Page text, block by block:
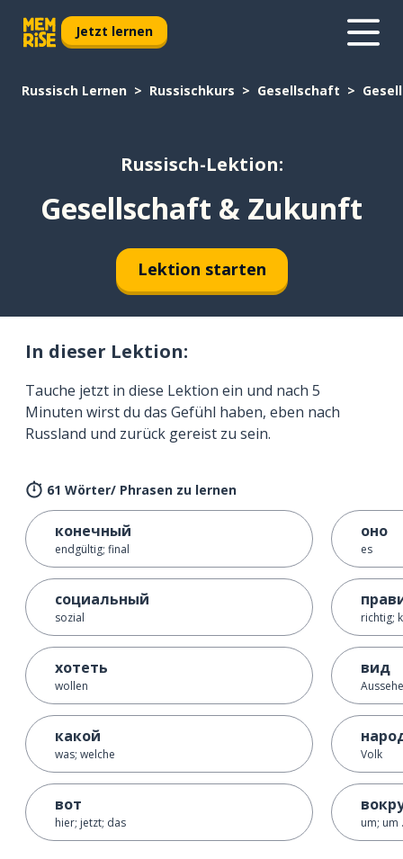
Jetzt lernen
Russisch Lernen Russischkurs Gesellschaft
Russisch-Lektion:
Gesellschaft & Zukunft
Lektion starten
In dieser Lektion:
Tauche jetzt in diese Lektion ein und nach 5
Minuten wirst du das Gefühl haben, eben nach
Russland und zurück gereist zu sein.
61 Wörter/ Phrasen zu lernen
конечный
endgültig; final
социальный
sozial
хотеть
wollen
какой
was; welche
вот
hier; jetzt; das
оно
es
richtig;
вид
Volk
um; um